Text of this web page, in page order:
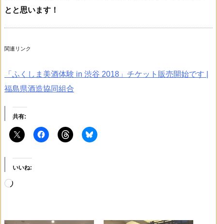
とと思います！
関連リンク
「ふくしま美酒体験 in 渋谷 2018」チケット販売開始です |
福島県酒造協同組合
共有:
いいね: